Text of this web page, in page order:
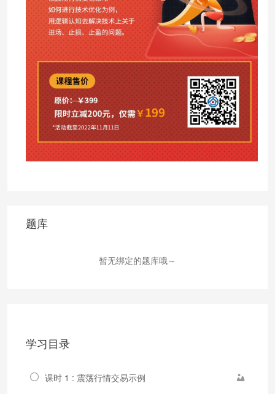
题库
暂无绑定的题库哦～
学习目录
课时 1 : 震荡行情交易示例